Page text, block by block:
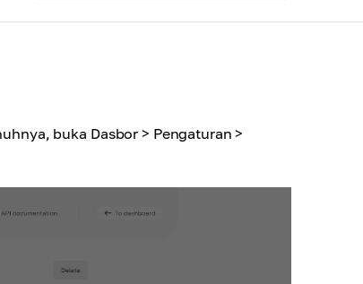
buka Dasbor > Pengaturan >